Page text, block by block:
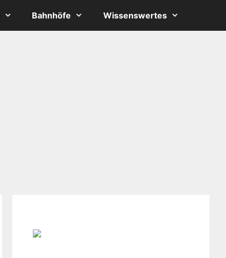
Bahnhöfe Wissenswertes